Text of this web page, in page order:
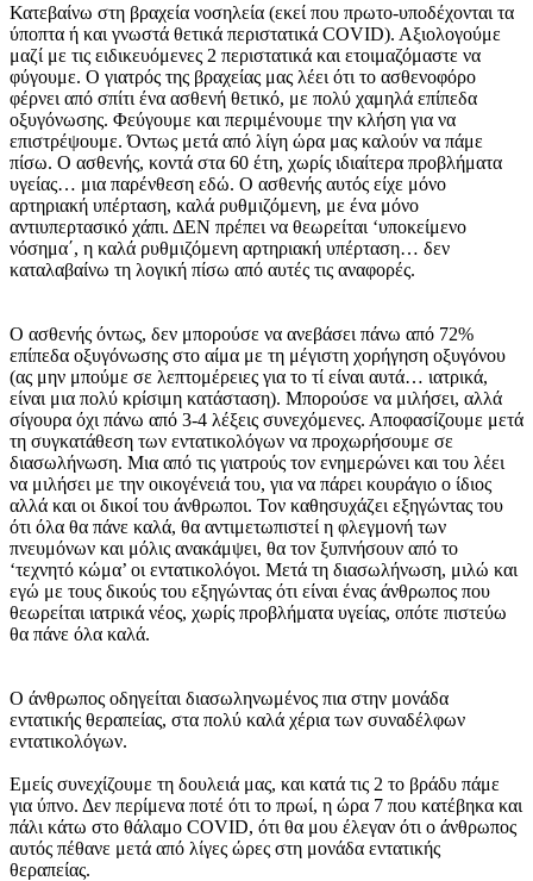
Κατεβαίνω στη βραχεία νοσηλεία (εκεί που πρωτο-υποδέχονται τα
ύποπτα ή και γνωστά θετικά περιστατικά COVID). Αξιολογούμε
μαζί με τις ειδικευόμενες 2 περιστατικά και ετοιμαζόμαστε να
φύγουμε. Ο γιατρός της βραχείας μας λέει ότι το ασθενοφόρο
φέρνει από σπίτι ένα ασθενή θετικό, με πολύ χαμηλά επίπεδα
οξυγόνωσης. Φεύγουμε και περιμένουμε την κλήση για να
επιστρέψουμε. Όντως μετά από λίγη ώρα μας καλούν να πάμε
πίσω. Ο ασθενής, κοντά στα 60 έτη, χωρίς ιδιαίτερα προβλήματα
υγείας… μια παρένθεση εδώ. Ο ασθενής αυτός είχε μόνο
αρτηριακή υπέρταση, καλά ρυθμιζόμενη, με ένα μόνο
αντιυπερτασικό χάπι. ΔΕΝ πρέπει να θεωρείται ‘υποκείμενο
νόσημα΄, η καλά ρυθμιζόμενη αρτηριακή υπέρταση… δεν
καταλαβαίνω τη λογική πίσω από αυτές τις αναφορές.
Ο ασθενής όντως, δεν μπορούσε να ανεβάσει πάνω από 72%
επίπεδα οξυγόνωσης στο αίμα με τη μέγιστη χορήγηση οξυγόνου
(ας μην μπούμε σε λεπτομέρειες για το τί είναι αυτά… ιατρικά,
είναι μια πολύ κρίσιμη κατάσταση). Μπορούσε να μιλήσει, αλλά
σίγουρα όχι πάνω από 3-4 λέξεις συνεχόμενες. Αποφασίζουμε μετά
τη συγκατάθεση των εντατικολόγων να προχωρήσουμε σε
διασωλήνωση. Μια από τις γιατρούς τον ενημερώνει και του λέει
να μιλήσει με την οικογένειά του, για να πάρει κουράγιο ο ίδιος
αλλά και οι δικοί του άνθρωποι. Τον καθησυχάζει εξηγώντας του
ότι όλα θα πάνε καλά, θα αντιμετωπιστεί η φλεγμονή των
πνευμόνων και μόλις ανακάμψει, θα τον ξυπνήσουν από το
‘τεχνητό κώμα’ οι εντατικολόγοι. Μετά τη διασωλήνωση, μιλώ και
εγώ με τους δικούς του εξηγώντας ότι είναι ένας άνθρωπος που
θεωρείται ιατρικά νέος, χωρίς προβλήματα υγείας, οπότε πιστεύω
θα πάνε όλα καλά.
Ο άνθρωπος οδηγείται διασωληνωμένος πια στην μονάδα
εντατικής θεραπείας, στα πολύ καλά χέρια των συναδέλφων
εντατικολόγων.
Εμείς συνεχίζουμε τη δουλειά μας, και κατά τις 2 το βράδυ πάμε
για ύπνο. Δεν περίμενα ποτέ ότι το πρωί, η ώρα 7 που κατέβηκα και
πάλι κάτω στο θάλαμο COVID, ότι θα μου έλεγαν ότι ο άνθρωπος
αυτός πέθανε μετά από λίγες ώρες στη μονάδα εντατικής
θεραπείας.